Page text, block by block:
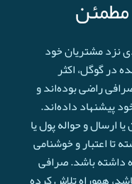
نزد مشتریان خود
در گوگل، اکثر
راضی بوده‌اند و
پیشنهاد داده‌اند.
ارسال و حواله پول یا
تا اعتبار و خوشنامی
داشته باشد. صرافی